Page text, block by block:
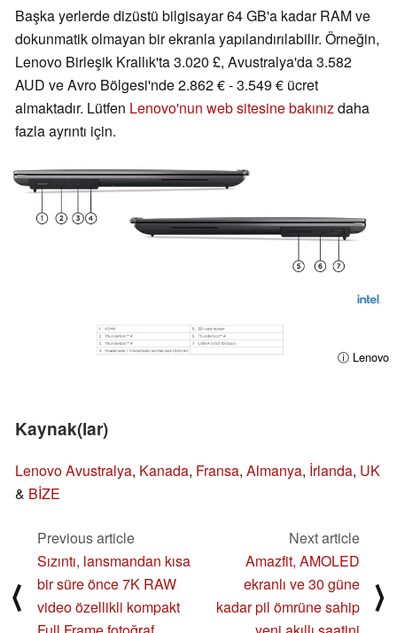
Başka yerlerde dizüstü bilgisayar 64 GB'a kadar RAM ve
dokunmatik olmayan bir ekranla yapılandırılabilir. Örneğin,
Lenovo Birleşik Krallık'ta 3.020 £, Avustralya'da 3.582
AUD ve Avro Bölgesi'nde 2.862 € - 3.549 € ücret
almaktadır. Lütfen Lenovo'nun web sitesine bakınız daha
fazla ayrıntı için.
ⓘ Lenovo
Kaynak(lar)
Lenovo Avustralya, Kanada, Fransa, Almanya, İrlanda, UK
& BİZE
⟨
Previous article
Sızıntı, lansmandan kısa
bir süre önce 7K RAW
video özellikli kompakt
Next article
Amazfit, AMOLED
ekranlı ve 30 güne
kadar pil ömrüne sahip
⟩